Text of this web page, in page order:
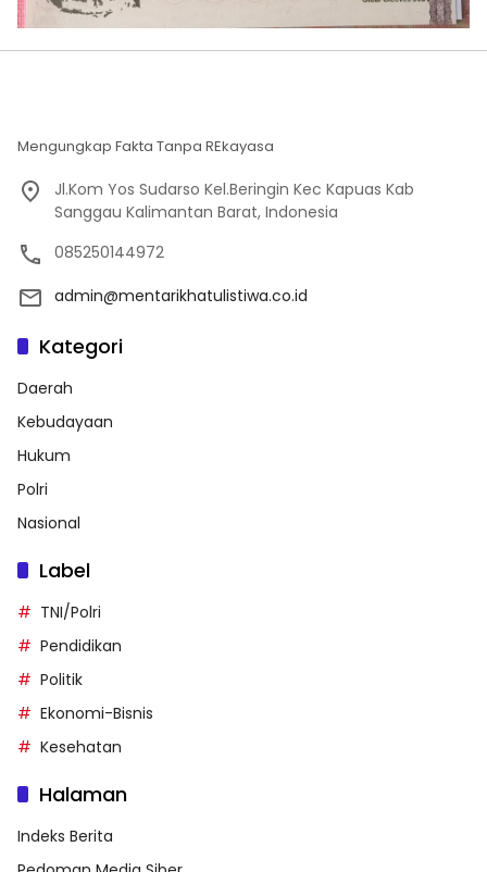
Mengungkap Fakta Tanpa REkayasa
Jl.Kom Yos Sudarso Kel.Beringin Kec Kapuas Kab
Sanggau Kalimantan Barat, Indonesia
085250144972
admin@mentarikhatulistiwa.co.id
Kategori
Daerah
Kebudayaan
Hukum
Polri
Nasional
Label
TNI/Polri
Pendidikan
Politik
Ekonomi-Bisnis
Kesehatan
Halaman
Indeks Berita